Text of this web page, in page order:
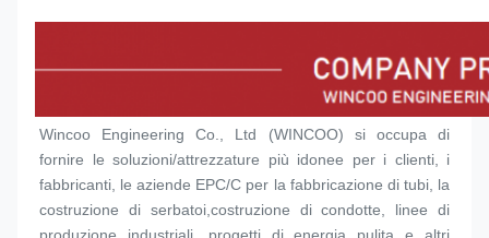
Wincoo Engineering Co., Ltd (WINCOO) si occupa di
fornire le soluzioni/attrezzature più idonee per i clienti, i
fabbricanti, le aziende EPC/C per la fabbricazione di tubi, la
costruzione di serbatoi,costruzione di condotte, linee di
produzione industriali, progetti di energia pulita e altri